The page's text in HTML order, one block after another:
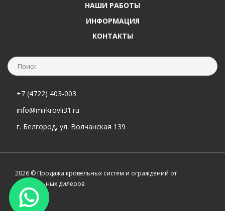
НАШИ РАБОТЫ
ИНФОРМАЦИЯ
КОНТАКТЫ
+7 (4722) 403-003
info@mirkrovli31.ru
г. Белгород, ул. Волчанская 139
2026 © Продажа кровельных систем и ограждений от
официальных дилеров